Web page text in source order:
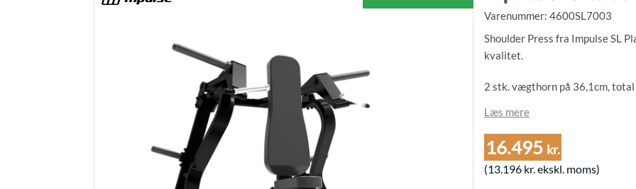
Varenummer: 4600SL7003
Shoulder Press fra Impulse SL
kvalitet.
2 stk. vægthorn på 36,1cm,
4 stk. vægtskiveholdere af
Nem og brugervenlig
eventuelt pris på samling og
Læs mere
16.495 kr.
(13.196 kr.ekskl. moms)